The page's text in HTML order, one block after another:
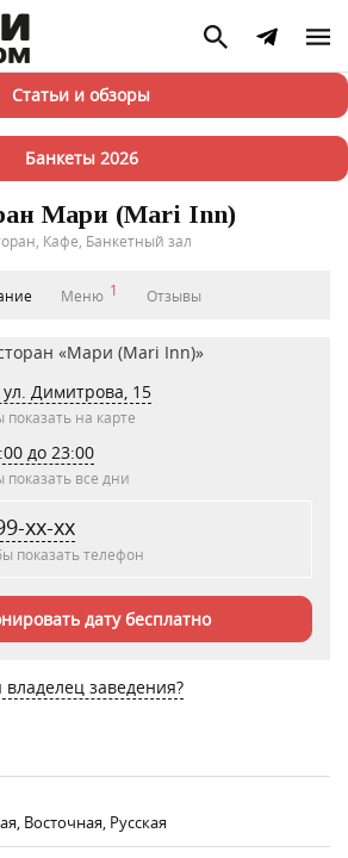
Статьи и обзоры
Банкеты 2026
Мари (Mari Inn)
Кафе, Банкетный зал
Меню 1 Отзывы
ул. Димитрова, 15
на карте
до 23:00
все дни
xx-xx
показать телефон
дату бесплатно
владелец заведения?
Восточная, Русская